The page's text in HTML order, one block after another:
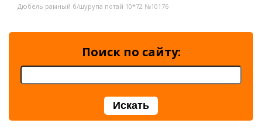
Дюбель рамный б/шурупа потай 10*72 №10176
Поиск по сайту: